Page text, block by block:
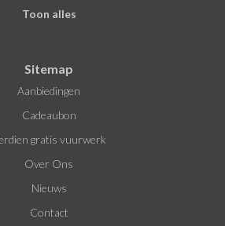
Toon alles
Sitemap
Aanbiedingen
Cadeaubon
gratis vuurwerk
Over Ons
Nieuws
Contact